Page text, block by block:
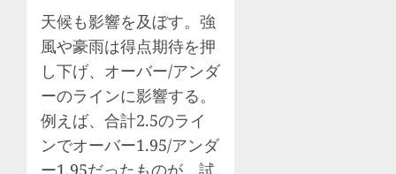
天候も影響を及ぼす。強
風や豪雨は得点期待を押
し下げ、オーバー/アンダ
ーのラインに影響する。
例えば、合計2.5のライ
ンでオーバー1.95/アンダ